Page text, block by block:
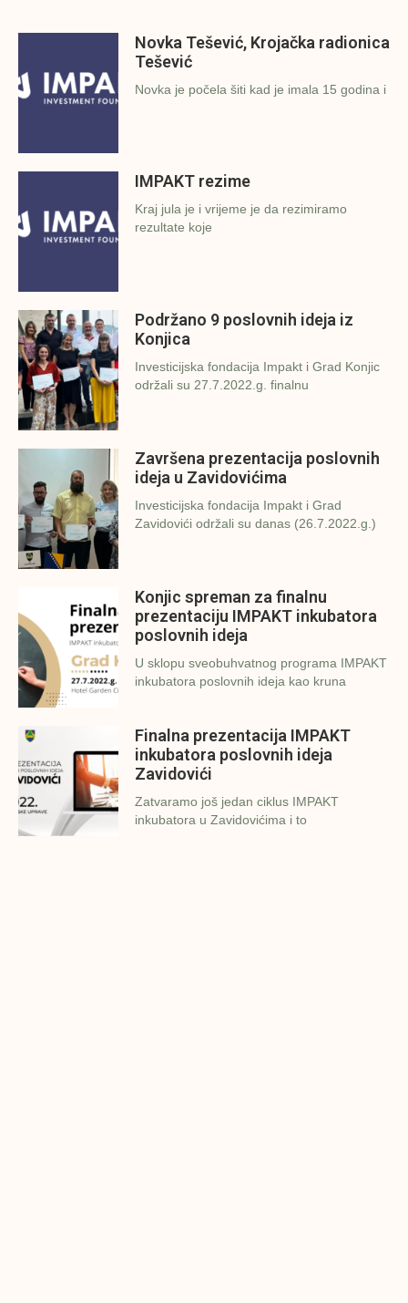
Novka Tešević, Krojačka radionica
Tešević
Novka je počela šiti kad je imala 15 godina i
IMPAKT rezime
Kraj jula je i vrijeme je da rezimiramo
rezultate koje
Podržano 9 poslovnih ideja iz
Konjica
Investicijska fondacija Impakt i Grad Konjic
održali su 27.7.2022.g. finalnu
Završena prezentacija poslovnih
ideja u Zavidovićima
Investicijska fondacija Impakt i Grad
Zavidovići održali su danas (26.7.2022.g.)
Konjic spreman za finalnu
prezentaciju IMPAKT inkubatora
poslovnih ideja
U sklopu sveobuhvatnog programa IMPAKT
inkubatora poslovnih ideja kao kruna
Finalna prezentacija IMPAKT
inkubatora poslovnih ideja
Zavidovići
Zatvaramo još jedan ciklus IMPAKT
inkubatora u Zavidovićima i to